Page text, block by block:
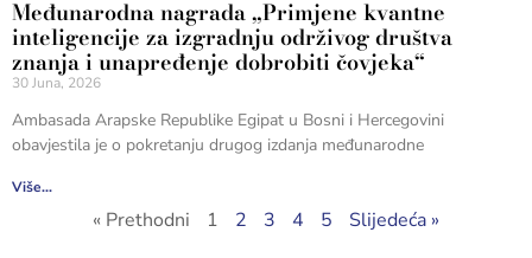
Međunarodna nagrada „Primjene kvantne
inteligencije za izgradnju održivog društva
znanja i unapređenje dobrobiti čovjeka“
30 Juna, 2026
Ambasada Arapske Republike Egipat u Bosni i Hercegovini
obavjestila je o pokretanju drugog izdanja međunarodne
Više...
« Prethodni 1 2 3 4 5 Slijedeća »